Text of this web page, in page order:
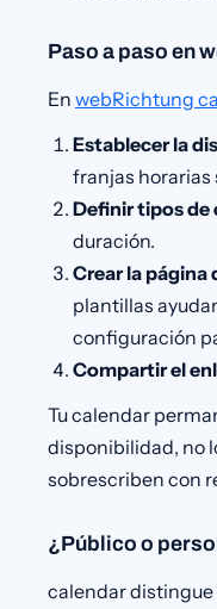
Paso a paso en
En webRichtung
Establecer la
franjas horarias
Definir tipos de
duración.
Crear la página
plantillas
configuración
Compartir el
Tu calendar
disponibilidad, no
sobrescriben con
¿Público o
calendar distingue